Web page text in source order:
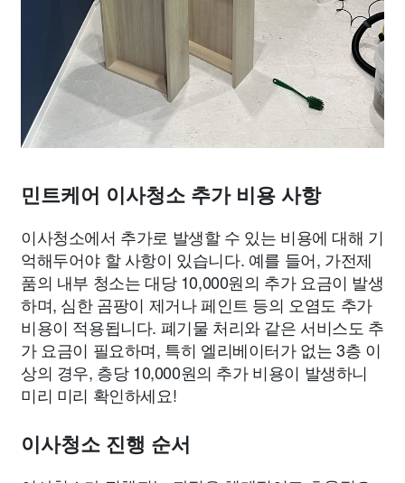
민트케어 이사청소 추가 비용 사항
이사청소에서 추가로 발생할 수 있는 비용에 대해 기
억해두어야 할 사항이 있습니다. 예를 들어, 가전제
품의 내부 청소는 대당 10,000원의 추가 요금이 발생
하며, 심한 곰팡이 제거나 페인트 등의 오염도 추가
비용이 적용됩니다. 폐기물 처리와 같은 서비스도 추
가 요금이 필요하며, 특히 엘리베이터가 없는 3층 이
상의 경우, 층당 10,000원의 추가 비용이 발생하니
미리 미리 확인하세요!
이사청소 진행 순서